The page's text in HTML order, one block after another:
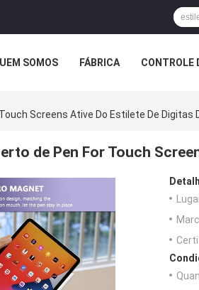
SOMOS FÁBRICA CONTROLE
Screens Ative Do Estilete De Digitas
de Pen For Touch